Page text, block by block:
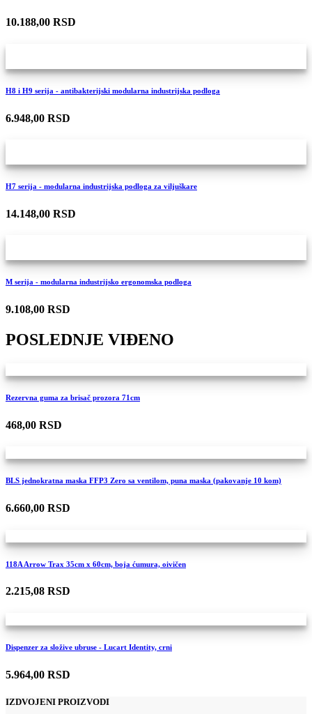
10.188,00 RSD
H8 i H9 serija - antibakterijski modularna industrijska podloga
6.948,00 RSD
H7 serija - modularna industrijska podloga za viljuškare
14.148,00 RSD
M serija - modularna industrijsko ergonomska podloga
9.108,00 RSD
POSLEDNJE VIĐENO
Rezervna guma za brisač prozora 71cm
468,00 RSD
BLS jednokratna maska FFP3 Zero sa ventilom, puna maska (pakovanje 10 kom)
6.660,00 RSD
118A Arrow Trax 35cm x 60cm, boja ćumura, oivičen
2.215,08 RSD
Dispenzer za složive ubruse - Lucart Identity, crni
5.964,00 RSD
IZDVOJENI PROIZVODI